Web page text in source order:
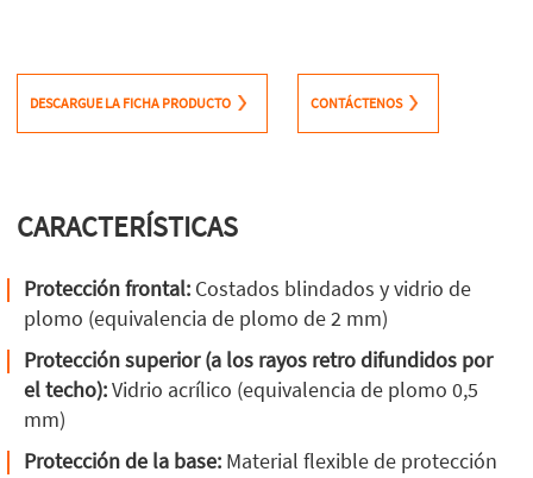
DESCARGUE LA FICHA PRODUCTO CONTÁCTENOS
CARACTERÍSTICAS
Protección frontal: Costados blindados y vidrio de
plomo (equivalencia de plomo de 2 mm)
Protección superior (a los rayos retro difundidos por
el techo):Vidrio acrílico (equivalencia de plomo 0,5
mm)
Protección de la base: Material flexible de protección